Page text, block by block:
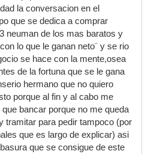
la conversacion en el
que se dedica a comprar
neuman de los mas baratos y
lo que le ganan neto¨ y se rio
se hace con la mente,osea
de la fortuna que se le gana
hermano que no quiero
porque al fin y al cabo me
bancar porque no me queda
tramitar para pedir tampoco (por
que es largo de explicar) asi
que se consigue de este